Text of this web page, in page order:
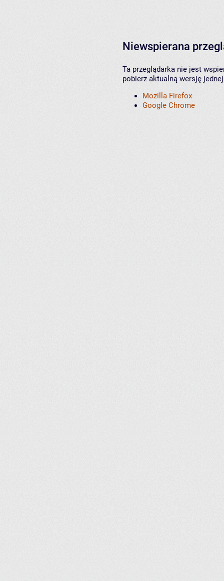
Niewspierana
Ta przeglądarka nie jest
pobierz aktualną wersję
Mozilla Firefox
Google Chrome